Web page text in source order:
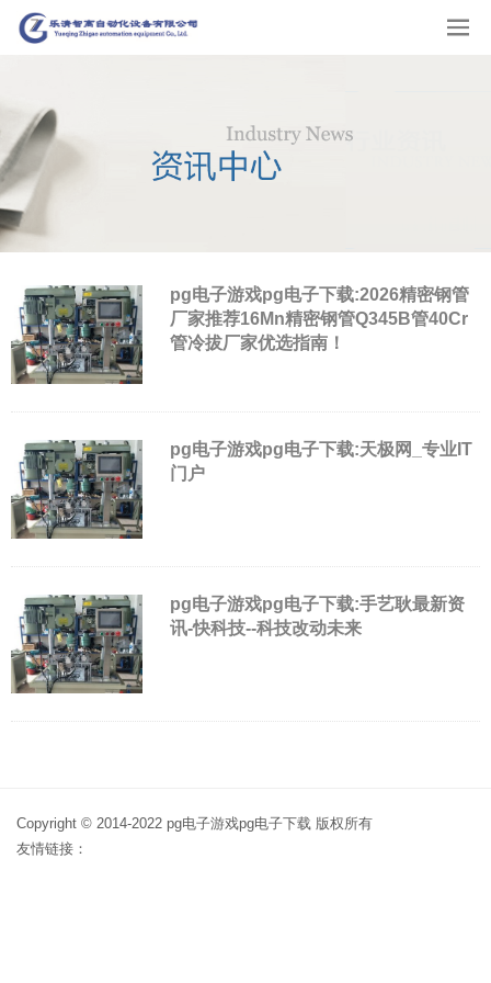
pg电子游戏pg电子下载:2026精密钢管
厂家推荐16Mn精密钢管Q345B管40Cr
管冷拔厂家优选指南！
pg电子游戏pg电子下载:天极网_专业IT
门户
pg电子游戏pg电子下载:手艺耿最新资
讯-快科技--科技改动未来
Copyright © 2014-2022 pg电子游戏pg电子下载 版权所有
友情链接：